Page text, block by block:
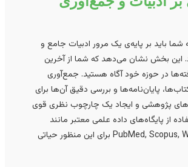
باید بر پایه‌ی یک مرور ادبیات جامع و
بخش نشان می‌دهد که شما از آخرین
در حوزه خود آگاه هستید. جمع‌آوری
پایان‌نامه‌ها و بررسی دقیق آن‌ها برای
و ایجاد یک چارچوب نظری قوی
پایگاه‌های داده علمی معتبر مانند
PubMed, Scopus, Web of Science برای این منظور حیاتی